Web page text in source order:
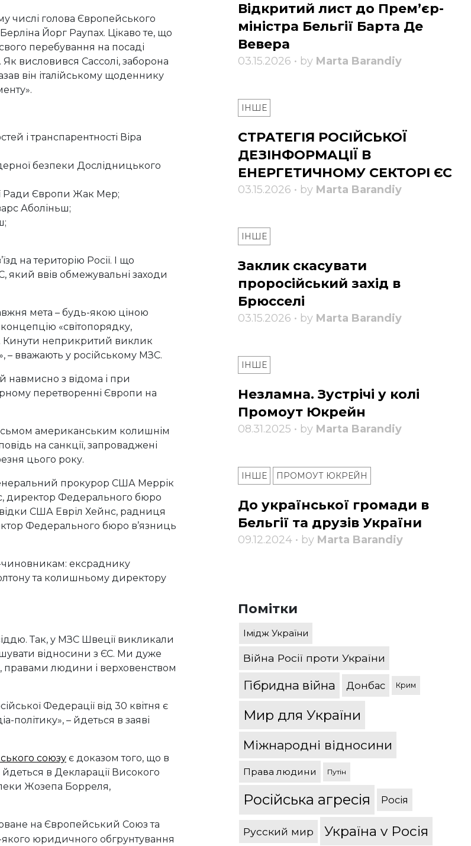
числі голова Європейського
Йорг Раупах. Цікаво те, що
перебування на посаді
. Як висловився Сассолі, заборона
він італійському щоденнику
і транспарентності Віра
ядерної безпеки Дослідницького
Ради Європи Жак Мер;
Аболіньш;
на територію Росії. І що
який ввів обмежувальні заходи
мета – будь-якою ціною
«світопорядку,
Кинути неприкритий виклик
– вважають у російському МЗС.
навмисно з відома і при
перетворенні Європи на
американським колишнім
на санкції, запроваджені
цього року.
прокурор США Меррік
директор Федерального бюро
США Евріл Хейнс, радниця
Федерального бюро в’язниць
чиновникам: ексраднику
та колишньому директору
Так, у МЗС Швеції викликали
відносини з ЄС. Ми дуже
правами людини і верховенством
Федерації від 30 квітня є
політику», – йдеться в заяві
союзу є доказом того, що в
в Декларації Високого
Жозепа Борреля,
на Європейський Союз та
юридичного обгрунтування
Відкритий лист до Прем’єр-
міністра Бельгії Барта Де
Вевера
03.15.2026 • by Marta Barandiy
ІНШЕ
СТРАТЕГІЯ РОСІЙСЬКОЇ
ДЕЗІНФОРМАЦІЇ В
ЕНЕРГЕТИЧНОМУ СЕКТОРІ ЄС
03.15.2026 • by Marta Barandiy
ІНШЕ
Заклик скасувати
проросійський захід в
Брюсселі
03.15.2026 • by Marta Barandiy
ІНШЕ
Незламна. Зустрічі у колі
Промоут Юкрейн
08.31.2025 • by Marta Barandiy
ІНШЕ ПРОМОУТ ЮКРЕЙН
До української громади в
Бельгії та друзів України
09.12.2024 • by Marta Barandiy
Помітки
Імідж України
Війна Росії проти України
Гібридна війна Донбас Крим
Мир для України
Міжнародні відносини
Права людини Путін
Російська агресія Росія
Русский мир Україна v Росія